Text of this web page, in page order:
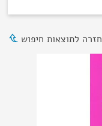
חזרה לתוצאות חיפוש